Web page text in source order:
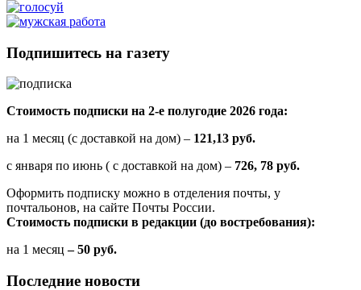
Подпишитесь на газету
Стоимость подписки на 2-е полугодие 2026 года:
на 1 месяц (с доставкой на дом) – 121,13 руб.
с января по июнь ( с доставкой на дом) – 726, 78 руб.
Оформить подписку можно в отделения почты, у
почтальонов, на сайте Почты России.
Стоимость подписки в редакции (до востребования):
на 1 месяц – 50 руб.
Последние новости